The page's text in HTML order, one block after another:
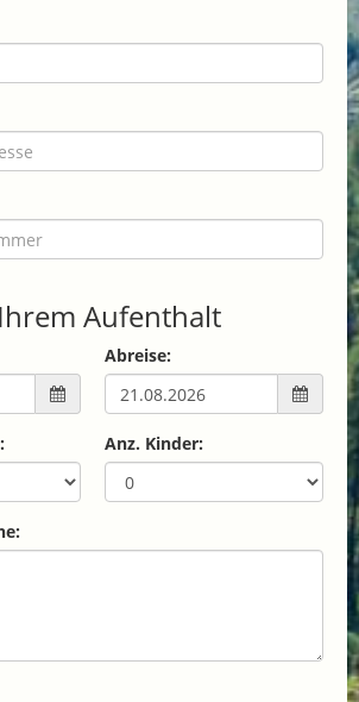
Aufenthalt
Abreise:
Anz. Kinder: